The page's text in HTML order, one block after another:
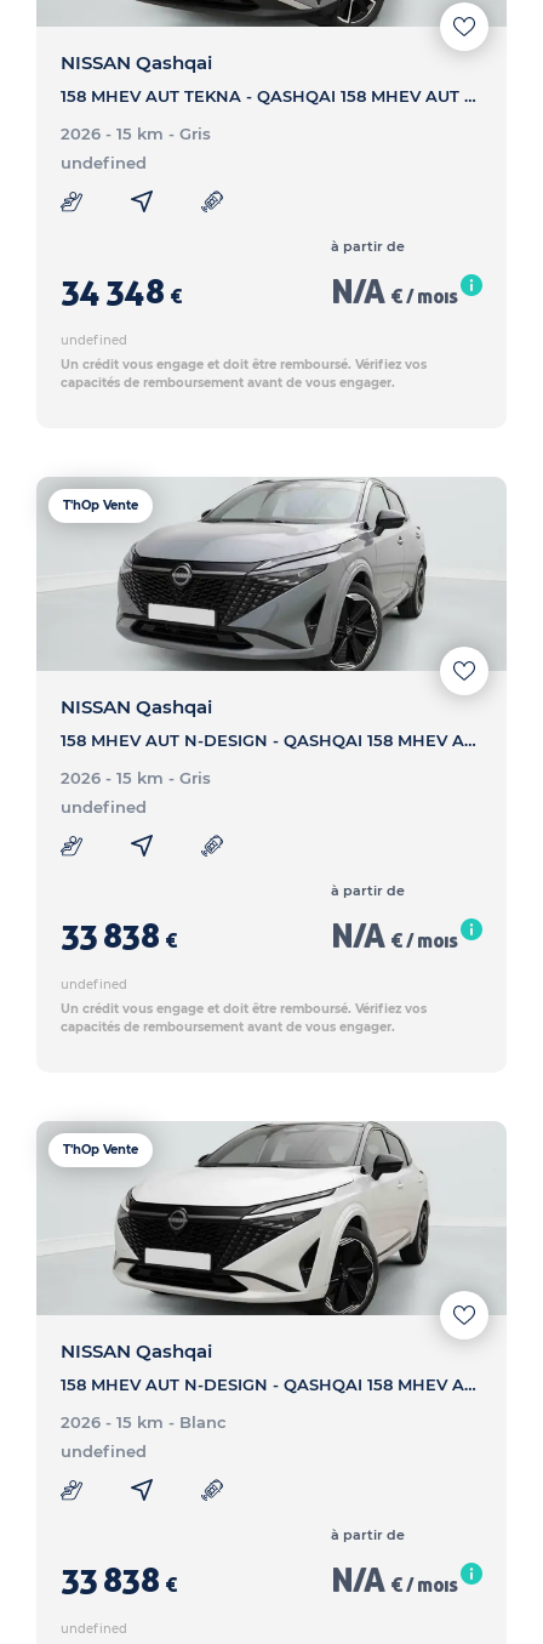
NISSAN Qashqai
158 MHEV AUT TEKNA - QASHQAI 158 MHEV AUT TEKNA
2026 - 15 km - Gris
undefined
34 348 €
à partir de
N/A € / mois
undefined
Un crédit vous engage et doit être remboursé. Vérifiez vos
capacités de remboursement avant de vous engager.
T'hOp Vente
NISSAN Qashqai
158 MHEV AUT N-DESIGN - QASHQAI 158 MHEV AUT N-DESIGN
2026 - 15 km - Gris
undefined
33 838 €
à partir de
N/A € / mois
undefined
Un crédit vous engage et doit être remboursé. Vérifiez vos
capacités de remboursement avant de vous engager.
T'hOp Vente
NISSAN Qashqai
158 MHEV AUT N-DESIGN - QASHQAI 158 MHEV AUT N-DESIGN
2026 - 15 km - Blanc
undefined
33 838 €
à partir de
N/A € / mois
undefined